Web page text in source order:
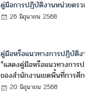
คู่มือการปฏิบัติงานหน่วยตรว
26 มิถุนายน 2568
คู่มือหรือแนวทางการปฏิบัติง
*แสดงคู่มือหรือแนวทางการ
ของสำนักงานเขตพื้นที่การศึ
20 มิถุนายน 2568